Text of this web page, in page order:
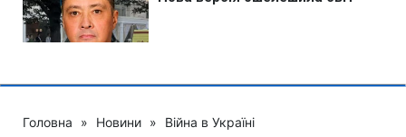
Головна » Новини » Війна в Україні